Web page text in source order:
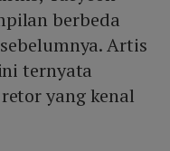
berbeda
Artis
ternyata
yang kenal